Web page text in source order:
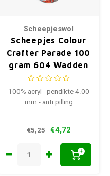
Scheepjeswol
Scheepjes Colour
Crafter Parade 100
gram 604 Wadden
Islands
100% acryl - pendikte 4.00
mm - anti pilling
€5,25 €4,72
+